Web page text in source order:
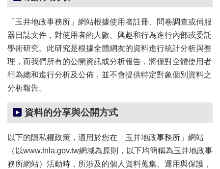
「玉井地政事務所」網站根據使用者註冊、問卷調查或伺服
器日誌文件，對使用者的人數、興趣和行為進行內部或委託
學術研究。此研究是根據全體網友的資料進行統計分析與整
理，而我們所有的公開資訊或分析報告，將僅對全體使用者
行為總和進行分析及公佈，並不會提供特定對象個別資料之
分析報告。
資料的分享與公開方式
以下的隱私權政策，適用於您在「玉井地政事務所」網站
（以www.tnla.gov.tw網域為原則，以下均簡稱為玉井地政事
務所網站）活動時，所涉及的個人資料蒐集、運用與保護，